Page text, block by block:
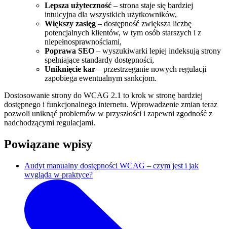
Lepsza użyteczność – strona staje się bardziej
intuicyjna dla wszystkich użytkowników,
Większy zasięg – dostępność zwiększa liczbę
potencjalnych klientów, w tym osób starszych i z
niepełnosprawnościami,
Poprawa SEO – wyszukiwarki lepiej indeksują strony
spełniające standardy dostępności,
Uniknięcie kar – przestrzeganie nowych regulacji
zapobiega ewentualnym sankcjom.
Dostosowanie strony do WCAG 2.1 to krok w stronę bardziej
dostępnego i funkcjonalnego internetu. Wprowadzenie zmian teraz
pozwoli uniknąć problemów w przyszłości i zapewni zgodność z
nadchodzącymi regulacjami.
Powiązane wpisy
Audyt manualny dostępności WCAG – czym jest i jak
wygląda w praktyce?